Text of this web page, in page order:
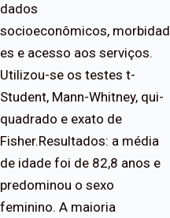
dados
socioeconômicos, morbidad
es e acesso aos serviços.
Utilizou-se os testes t-
Student, Mann-Whitney, qui-
quadrado e exato de
Fisher.Resultados: a média
de idade foi de 82,8 anos e
predominou o sexo
feminino. A maioria